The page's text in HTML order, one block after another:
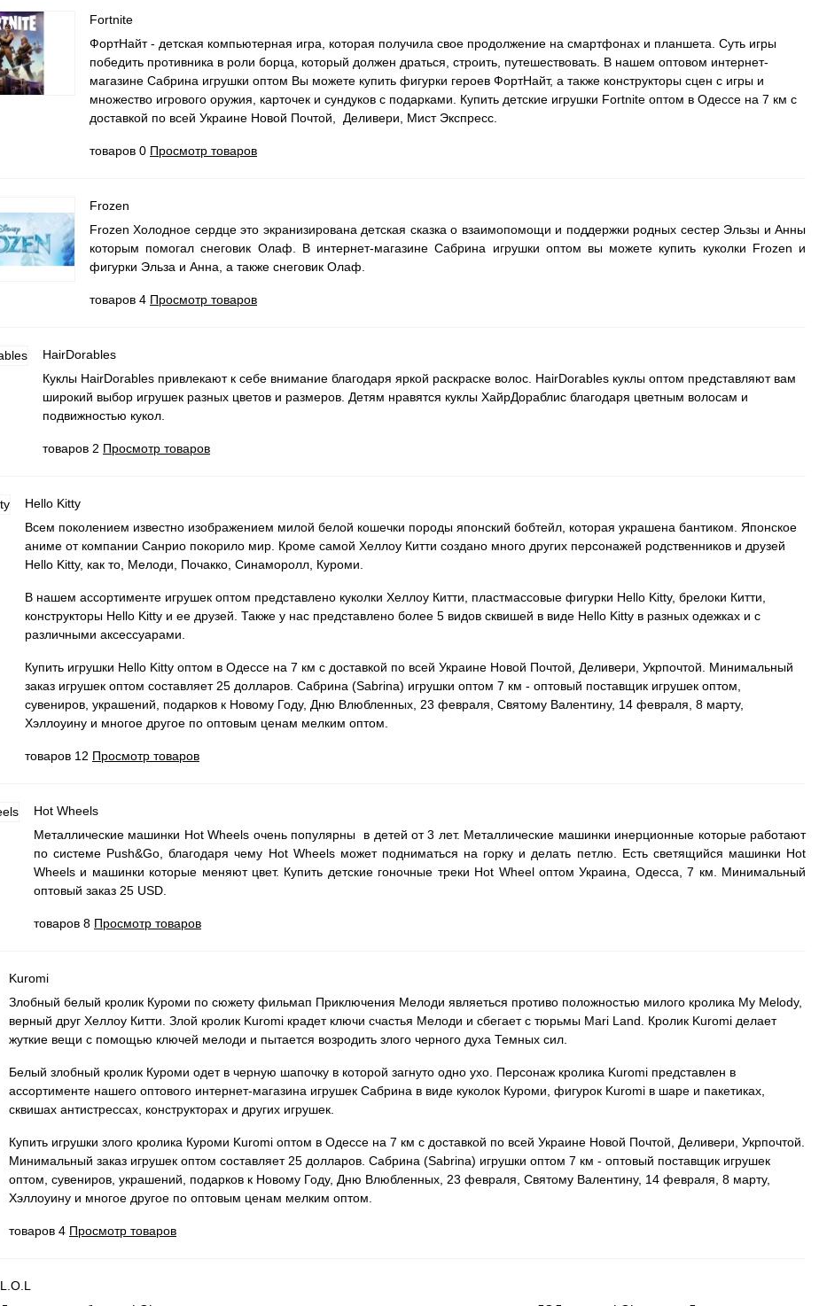
Fortnite
ФортНайт - детская компьютерная игра, которая получила свое продолжение на смартфонах и планшета. Суть игры
победить противника в роли борца, который должен драться, строить, путешествовать. В нашем оптовом интернет-
магазине Сабрина игрушки оптом Вы можете купить фигурки героев ФортНайт, а также конструкторы сцен с игры и
множество игрового оружия, карточек и сундуков с подарками. Купить детские игрушки Fortnite оптом в Одессе на 7 км с
доставкой по всей Украине Новой Почтой, Деливери, Мист Экспресс.
товаров 0 Просмотр товаров
Frozen
Frozen Холодное сердце это экранизирована детская сказка о взаимопомощи и поддержки родных сестер Эльзы и Анны
которым помогал снеговик Олаф. В интернет-магазине Сабрина игрушки оптом вы можете купить куколки Frozen и
фигурки Эльза и Анна, а также снеговик Олаф.
товаров 4 Просмотр товаров
HairDorables
Куклы HairDorables привлекают к себе внимание благодаря яркой раскраске волос. HairDorables куклы оптом представляют вам
широкий выбор игрушек разных цветов и размеров. Детям нравятся куклы ХайрДораблис благодаря цветным волосам и
подвижностью кукол.
товаров 2 Просмотр товаров
Hello Kitty
Всем поколением известно изображением милой белой кошечки породы японский бобтейл, которая украшена бантиком. Японское
аниме от компании Санрио покорило мир. Кроме самой Хеллоу Китти создано много других персонажей родственников и друзей
Hello Kitty, как то, Мелоди, Почакко, Синаморолл, Куроми.
В нашем ассортименте игрушек оптом представлено куколки Хеллоу Китти, пластмассовые фигурки Hello Kitty, брелоки Китти,
конструкторы Hello Kitty и ее друзей. Также у нас представлено более 5 видов сквишей в виде Hello Kitty в разных одежках и с
различными аксессуарами.
Купить игрушки Hello Kitty оптом в Одессе на 7 км с доставкой по всей Украине Новой Почтой, Деливери, Укрпочтой. Минимальный
заказ игрушек оптом составляет 25 долларов. Сабрина (Sabrina) игрушки оптом 7 км - оптовый поставщик игрушек оптом,
сувениров, украшений, подарков к Новому Году, Дню Влюбленных, 23 февраля, Святому Валентину, 14 февраля, 8 марту,
Хэллоуину и многое другое по оптовым ценам мелким оптом.
товаров 12 Просмотр товаров
Hot Wheels
Металлические машинки Hot Wheels очень популярны в детей от 3 лет. Металлические машинки инерционные которые работают
по системе Push&Go, благодаря чему Hot Wheels может подниматься на горку и делать петлю. Есть светящийся машинки Hot
Wheels и машинки которые меняют цвет. Купить детские гоночные треки Hot Wheel оптом Украина, Одесса, 7 км. Минимальный
оптовый заказ 25 USD.
товаров 8 Просмотр товаров
Kuromi
Злобный белый кролик Куроми по сюжету фильмап Приключения Мелоди являеться противо положностью милого кролика My Melody,
верный друг Хеллоу Китти. Злой кролик Kuromi крадет ключи счастья Мелоди и сбегает с тюрьмы Mari Land. Кролик Kuromi делает
жуткие вещи с помощью ключей мелоди и пытается возродить злого черного духа Темных сил.
Белый злобный кролик Куроми одет в черную шапочку в которой загнуто одно ухо. Персонаж кролика Kuromi представлен в
ассортименте нашего оптового интернет-магазина игрушек Сабрина в виде куколок Куроми, фигурок Kuromi в шаре и пакетиках,
сквишах антистрессах, конструкторах и других игрушек.
Купить игрушки злого кролика Куроми Kuromi оптом в Одессе на 7 км с доставкой по всей Украине Новой Почтой, Деливери, Укрпочтой.
Минимальный заказ игрушек оптом составляет 25 долларов. Сабрина (Sabrina) игрушки оптом 7 км - оптовый поставщик игрушек
оптом, сувениров, украшений, подарков к Новому Году, Дню Влюбленных, 23 февраля, Святому Валентину, 14 февраля, 8 марту,
Хэллоуину и многое другое по оптовым ценам мелким оптом.
товаров 4 Просмотр товаров
L.O.L